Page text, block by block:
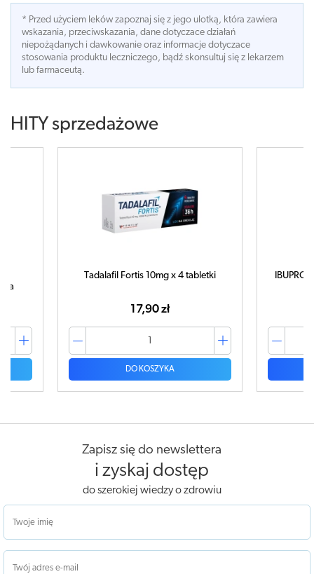
* Przed użyciem leków zapoznaj się z jego ulotką, która zawiera
wskazania, przeciwskazania, dane dotyczace działań
niepożądanych i dawkowanie oraz informacje dotyczace
stosowania produktu leczniczego, bądź skonsultuj się z lekarzem
lub farmaceutą.
HITY sprzedażowe
Tadalafil Fortis 10mg x 4 tabletki
17,90 zł
DO KOSZYKA
Zapisz się do newslettera
i zyskaj dostęp
do szerokiej wiedzy o zdrowiu